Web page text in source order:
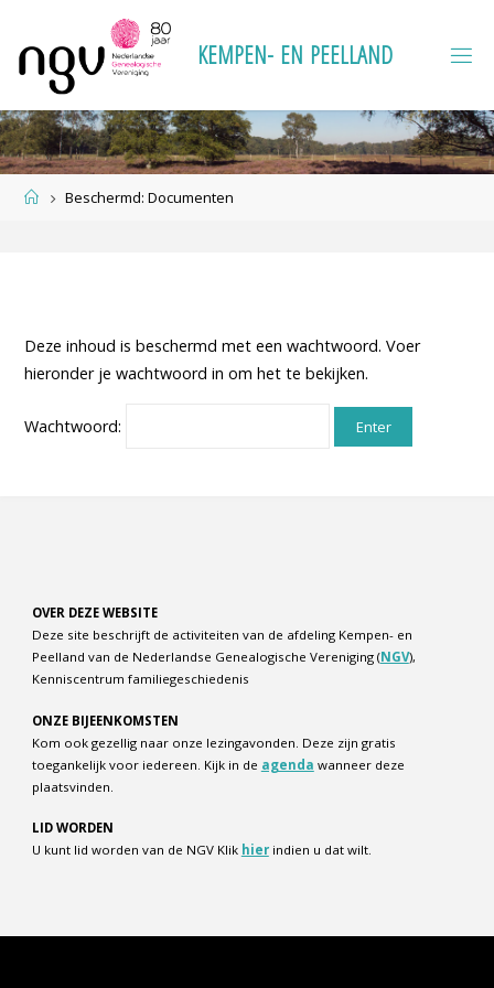
KEMPEN- EN PEELLAND
HomeBeschermd: Documenten
Deze inhoud is beschermd met een wachtwoord. Voer
hieronder je wachtwoord in om het te bekijken.
Wachtwoord:
OVER DEZE WEBSITE
Deze site beschrijft de activiteiten van de afdeling Kempen- en
Peelland van de Nederlandse Genealogische Vereniging (NGV),
Kenniscentrum familiegeschiedenis
ONZE BIJEENKOMSTEN
Kom ook gezellig naar onze lezingavonden. Deze zijn gratis
toegankelijk voor iedereen. Kijk in de agenda wanneer deze
plaatsvinden.
LID WORDEN
U kunt lid worden van de NGV Klik hierindien u dat wilt.